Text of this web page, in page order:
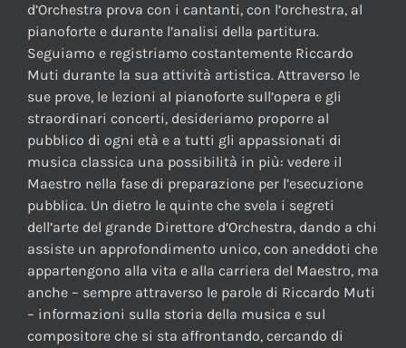
d’Orchestra prova con i cantanti, con l’orchestra, al
pianoforte e durante l’analisi della partitura.
Seguiamo e registriamo costantemente Riccardo
Muti durante la sua attività artistica. Attraverso le
sue prove, le lezioni al pianoforte sull’opera e gli
straordinari concerti, desideriamo proporre al
pubblico di ogni età e a tutti gli appassionati di
musica classica una possibilità in più: vedere il
Maestro nella fase di preparazione per l’esecuzione
pubblica. Un dietro le quinte che svela i segreti
dell’arte del grande Direttore d’Orchestra, dando a chi
assiste un approfondimento unico, con aneddoti che
appartengono alla vita e alla carriera del Maestro, ma
anche – sempre attraverso le parole di Riccardo Muti
– informazioni sulla storia della musica e sul
compositore che si sta affrontando, cercando di